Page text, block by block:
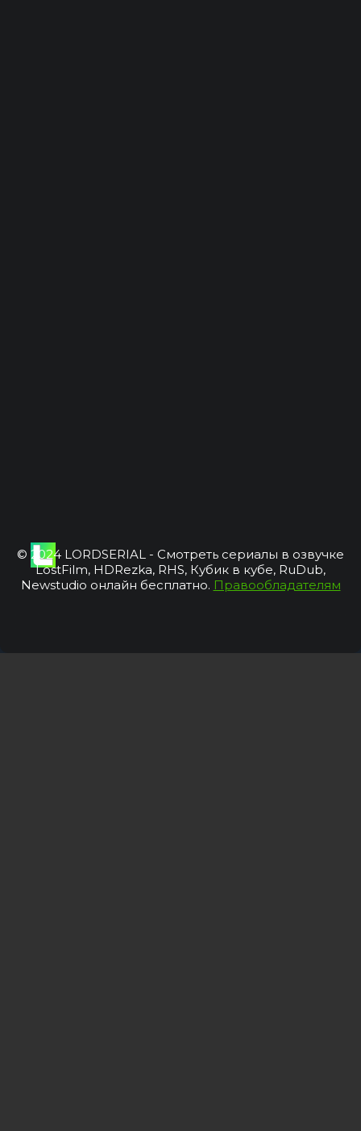
© 2024 LORDSERIAL - Смотреть сериалы в озвучке
LostFilm, HDRezka, RHS, Кубик в кубе, RuDub,
Newstudio онлайн бесплатно. Правообладателям